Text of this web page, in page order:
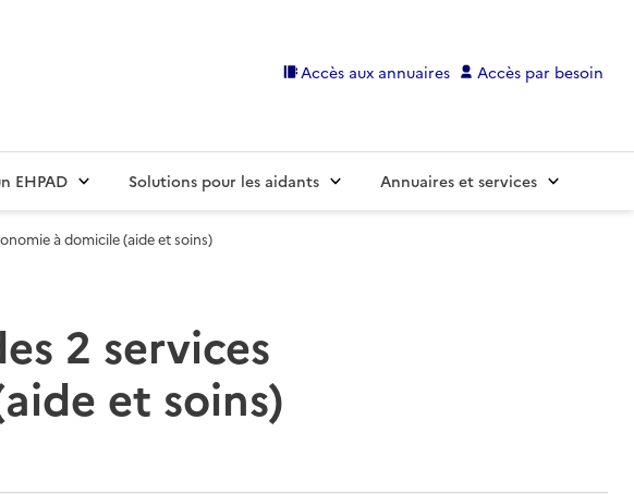
Accès aux annuaires Accès par besoin
EHPAD Solutions pour les aidants Annuaires et services
à domicile (aide et soins)
2 services
et soins)